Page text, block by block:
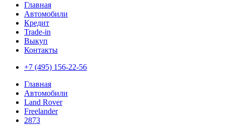
Главная
Автомобили
Кредит
Trade-in
Выкуп
Контакты
+7 (495) 156-22-56
Главная
Автомобили
Land Rover
Freelander
2873